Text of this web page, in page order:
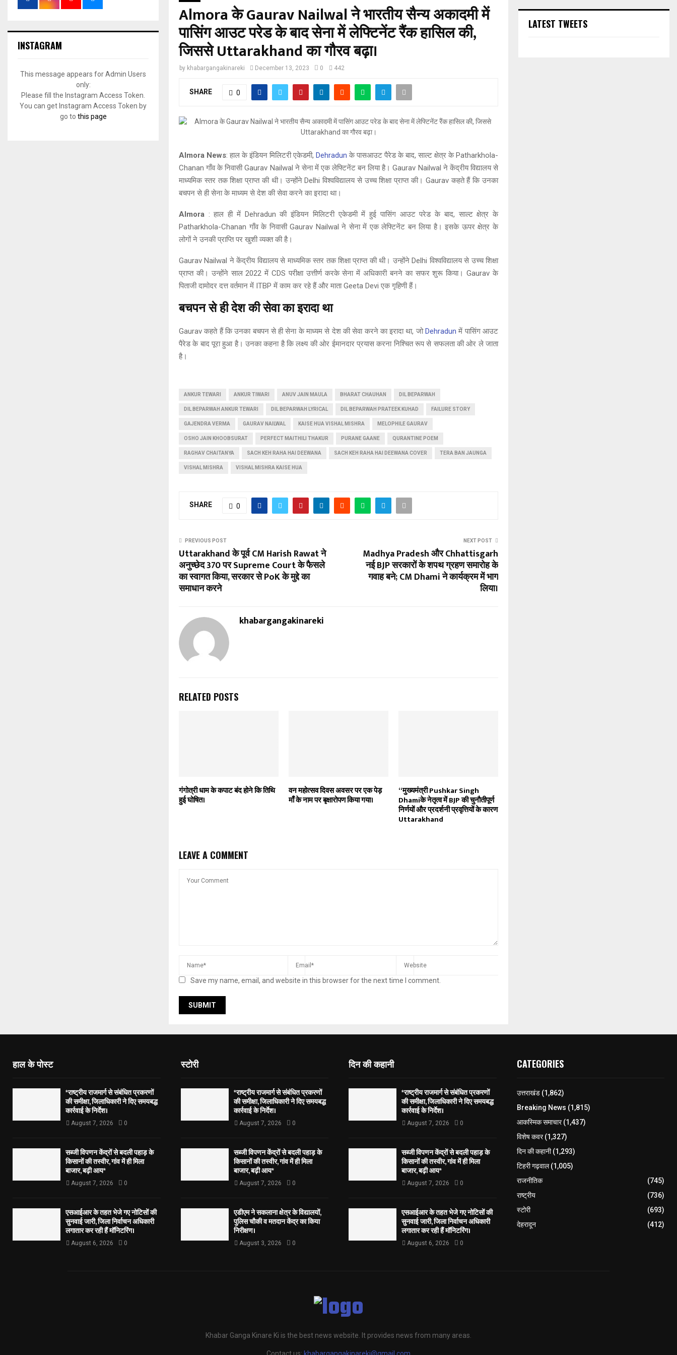
Almora के Gaurav Nailwal ने भारतीय सैन्य अकादमी में
पासिंग आउट परेड के बाद सेना में लेफ्टिनेंट रैंक हासिल की,
जिससे Uttarakhand का गौरव बढ़ा।
by khabargangakinareki December 13, 2023 0 442
SHARE 0
Almora News: हाल के इंडियन मिलिटरी एकेडमी, Dehradun के पासआउट पैरेड के बाद, साल्ट क्षेत्र के Patharkhola-
Chanan गाँव के निवासी Gaurav Nailwal ने सेना में एक लेफ्टिनेंट बन लिया है। Gaurav Nailwal ने केंद्रीय विद्यालय से
माध्यमिक स्तर तक शिक्षा प्राप्त की थी। उन्होंने Delhi विश्वविद्यालय से उच्च शिक्षा प्राप्त की। Gaurav कहते हैं कि उनका
बचपन से ही सेना के माध्यम से देश की सेवा करने का इरादा था।
Almora : हाल ही में Dehradun की इंडियन मिलिटरी एकेडमी में हुई पासिंग आउट परेड के बाद, साल्ट क्षेत्र के
Patharkhola-Chanan गाँव के निवासी Gaurav Nailwal ने सेना में एक लेफ्टिनेंट बन लिया है। इसके ऊपर क्षेत्र के
लोगों ने उनकी प्राप्ति पर खुशी व्यक्त की है।
Gaurav Nailwal ने केंद्रीय विद्यालय से माध्यमिक स्तर तक शिक्षा प्राप्त की थी। उन्होंने Delhi विश्वविद्यालय से उच्च शिक्षा
प्राप्त की। उन्होंने साल 2022 में CDS परीक्षा उत्तीर्ण करके सेना में अधिकारी बनने का सफर शुरू किया। Gaurav के
पिताजी दामोदर दत्त वर्तमान में ITBP में काम कर रहे हैं और माता Geeta Devi एक गृहिणी हैं।
बचपन से ही देश की सेवा का इरादा था
Gaurav कहते हैं कि उनका बचपन से ही सेना के माध्यम से देश की सेवा करने का इरादा था, जोDehradun में पासिंग आउट
पैरेड के बाद पूरा हुआ है। उनका कहना है कि लक्ष्य की ओर ईमानदार प्रयास करना निश्चित रूप से सफलता की ओर ले जाता
है।
ANKUR TEWARI ANKUR TIWARI ANUV JAIN MAULA BHARAT CHAUHAN DIL BEPARWAH
DIL BEPARWAH ANKUR TEWARI DIL BEPARWAH LYRICAL DIL BEPARWAH PRATEEK KUHAD FAILURE STORY
GAJENDRA VERMA GAURAV NAILWAL KAISE HUA VISHAL MISHRA MELOPHILE GAURAV
OSHO JAIN KHOOBSURAT PERFECT MAITHILI THAKUR PURANE GAANE QURANTINE POEM
RAGHAV CHAITANYA SACH KEH RAHA HAI DEEWANA SACH KEH RAHA HAI DEEWANA COVER TERA BAN JAUNGA
VISHAL MISHRA VISHAL MISHRA KAISE HUA
SHARE 0
PREVIOUS POST
Uttarakhand के पूर्व CM Harish Rawat ने
अनुच्छेद 370 पर Supreme Court के फैसले
का स्वागत किया, सरकार से PoK के मुद्दे का
समाधान करने
NEXT POST
Madhya Pradesh और Chhattisgarh
नई BJP सरकारों के शपथ ग्रहण समारोह के
गवाह बने; CM Dhami ने कार्यक्रम में भाग
लिया।
khabargangakinareki
RELATED POSTS
गंगोत्री धाम के कपाट बंद होने कि तिथि
हुई घोषित।
वन महोत्सव दिवस अवसर पर एक पेड़
माँ के नाम पर बृक्षारोपण किया गया।
“मुख्यमंत्री Pushkar Singh
Dhamiके नेतृत्व में BJP की चुनौतीपूर्ण
निर्णयों और प्रदर्शनी प्रवृत्तियों के कारण
Uttarakhand
LEAVE A COMMENT
Save my name, email, and website in this browser for the next time I comment.
INSTAGRAM
This message appears for Admin Users
only:
Please fill the Instagram Access Token.
You can get Instagram Access Token by
go to this page
LATEST TWEETS
हाल के पोस्ट
*राष्ट्रीय राजमार्ग से संबंधित प्रकरणों
की समीक्षा, जिलाधिकारी ने दिए समयबद्ध
कार्रवाई के निर्देश।
August 7, 2026 0
सब्जी विपणन केंद्रों से बदली पहाड़ के
किसानों की तस्वीर, गांव में ही मिला
बाजार, बढ़ी आय*
August 7, 2026 0
एसआईआर के तहत भेजे गए नोटिसों की
सुनवाई जारी, जिला निर्वाचन अधिकारी
लगातार कर रही हैं मॉनिटरिंग।
August 6, 2026 0
स्टोरी
*राष्ट्रीय राजमार्ग से संबंधित प्रकरणों
की समीक्षा, जिलाधिकारी ने दिए समयबद्ध
कार्रवाई के निर्देश।
August 7, 2026 0
सब्जी विपणन केंद्रों से बदली पहाड़ के
किसानों की तस्वीर, गांव में ही मिला
बाजार, बढ़ी आय*
August 7, 2026 0
एडीएम ने सकलाना क्षेत्र के विद्यालयों,
पुलिस चौकी व मतदान केंद्र का किया
निरीक्षण।
August 3, 2026 0
दिन की कहानी
*राष्ट्रीय राजमार्ग से संबंधित प्रकरणों
की समीक्षा, जिलाधिकारी ने दिए समयबद्ध
कार्रवाई के निर्देश।
August 7, 2026 0
सब्जी विपणन केंद्रों से बदली पहाड़ के
किसानों की तस्वीर, गांव में ही मिला
बाजार, बढ़ी आय*
August 7, 2026 0
एसआईआर के तहत भेजे गए नोटिसों की
सुनवाई जारी, जिला निर्वाचन अधिकारी
लगातार कर रही हैं मॉनिटरिंग।
August 6, 2026 0
CATEGORIES
उत्तराखंड(1,862)
Breaking News (1,815)
आकस्मिक समाचार(1,437)
विशेष कवर(1,327)
दिन की कहानी(1,293)
टिहरी गढ़वाल(1,005)
राजनीतिक
(745)
राष्ट्रीय
(736)
स्टोरी
(693)
देहरादून
(412)
Khabar Ganga Kinare Ki is the best news website. It provides news from many areas.